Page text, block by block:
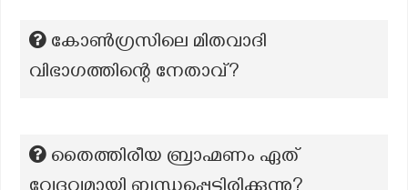
കോൺഗ്രസിലെ മിതവാദി
വിഭാഗത്തിന്റെ നേതാവ്?
തൈത്തിരീയ ബ്രാഹ്മണം ഏത്